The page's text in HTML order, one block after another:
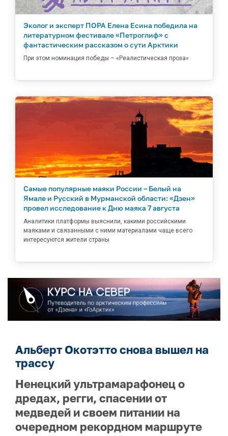
Эколог и эксперт ПОРА Елена Есина победила на
литературном фестивале «Петроглиф» с
фантастическим рассказом о сути Арктики
При этом номинация победы – «Реалистическая проза»
Самые популярные маяки России – Белый на
Ямале и Русский в Мурманской области: «Дзен»
провел исследование к Дню маяка 7 августа
Аналитики платформы выяснили, какими российскими
маяками и связанными с ними материалами чаще всего
интересуются жители страны
Альберт Окотэтто снова вышел на
трассу
Ненецкий ультрамарафонец о
дредах, регги, спасении от
медведей и своем питании на
очередном рекордном маршруте